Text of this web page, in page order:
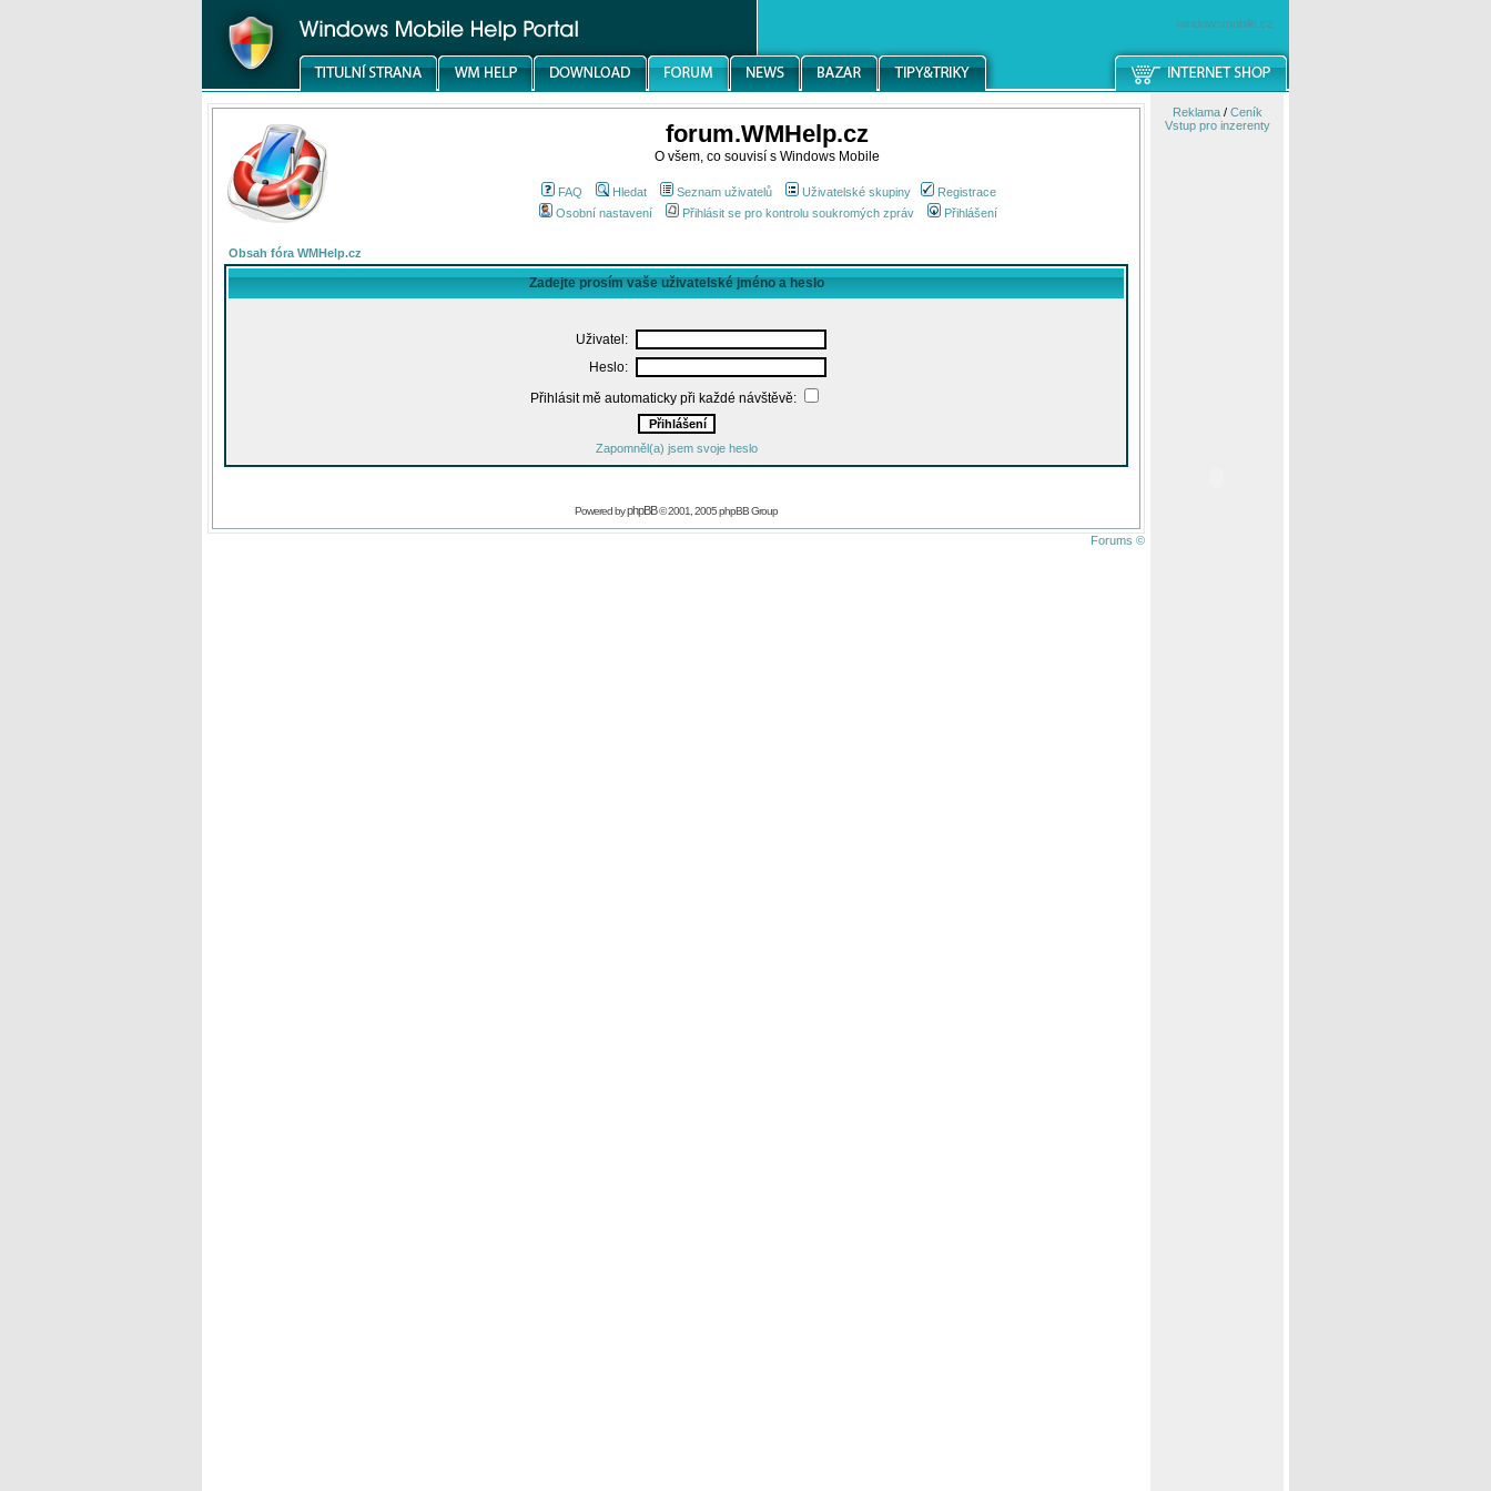
windowsmobile.cz
forum.WMHelp.cz
O všem, co souvisí s Windows Mobile
FAQ Hledat Seznam uživatelů Uživatelské skupiny
Registrace
Osobní nastavení
Přihlásit se pro kontrolu soukromých zpráv Přihlášení
Obsah fóra WMHelp.cz
Zadejte prosím vaše uživatelské jméno a heslo
Uživatel:
Heslo:
Přihlásit mě automaticky při každé návštěvě:
Zapomněl(a) jsem svoje heslo
Powered byphpBB© 2001, 2005 phpBB Group
Forums ©
Reklama/ Ceník
Vstup pro inzerenty